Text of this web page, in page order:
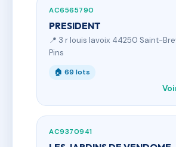
AC6565790
PRESIDENT
📍 3 r louis lavoix 44250 Saint-
Pins
🏠 69 lots
AC9370941